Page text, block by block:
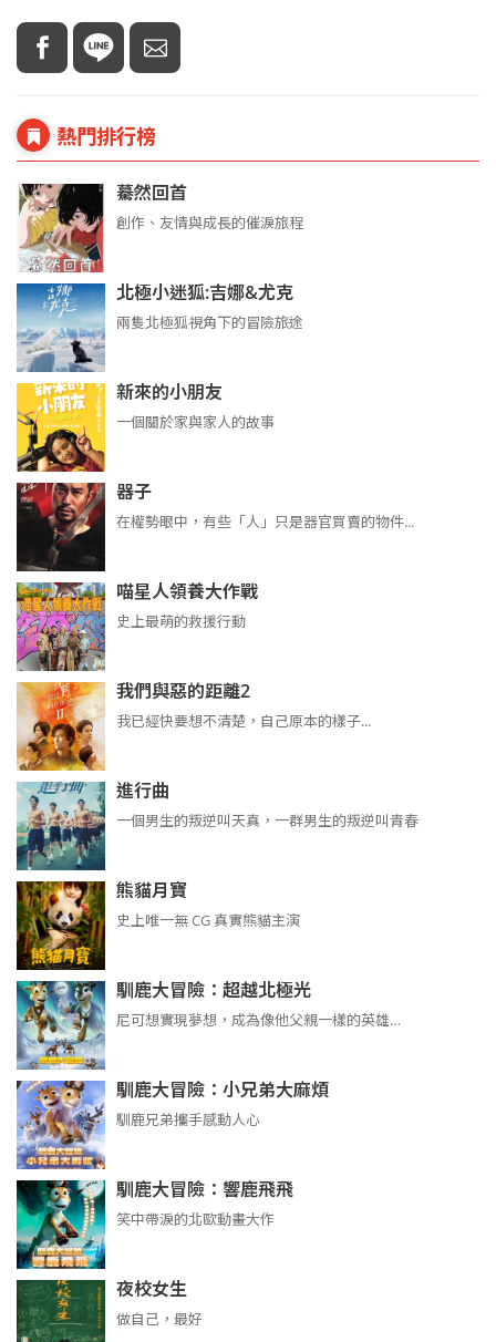
熱門排行榜
驀然回首
創作、友情與成長的催淚旅程
北極小迷狐:吉娜&尤克
兩隻北極狐視角下的冒險旅途
新來的小朋友
一個關於家與家人的故事
器子
在權勢眼中，有些「人」只是器官買賣的物件...
喵星人領養大作戰
史上最萌的救援行動
我們與惡的距離2
我已經快要想不清楚，自己原本的樣子...
進行曲
​​​一個男生的叛逆叫天真，一群男生的叛逆叫青春
熊貓月寶
史上唯一無 CG 真實熊貓主演
馴鹿大冒險：超越北極光
尼可想實現夢想，成為像他父親一樣的英雄…
馴鹿大冒險：小兄弟大麻煩
馴鹿兄弟攜手感動人心
馴鹿大冒險：響鹿飛飛
笑中帶淚的北歐動畫大作
夜校女生
做自己，最好